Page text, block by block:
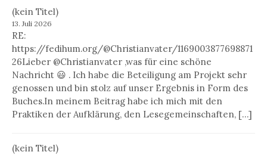
(kein Titel)
13. Juli 2026
RE:
https://fedihum.org/@Christianvater/1169003877698871
26Lieber @Christianvater ,was für eine schöne
Nachricht 😃 . Ich habe die Beteiligung am Projekt sehr
genossen und bin stolz auf unser Ergebnis in Form des
Buches.In meinem Beitrag habe ich mich mit den
Praktiken der Aufklärung, den Lesegemeinschaften, […]
(kein Titel)